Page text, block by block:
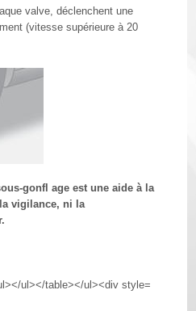
valve, déclenchent une
(vitesse supérieure à 20
gonfl age est une aide à la
vigilance, ni la